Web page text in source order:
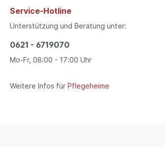
Service-Hotline
Unterstützung und Beratung unter:
0621 - 6719070
Mo-Fr, 08:00 - 17:00 Uhr
Weitere Infos für Pflegeheime